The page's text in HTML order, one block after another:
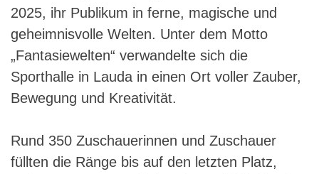
2025, ihr Publikum in ferne, magische und
geheimnisvolle Welten. Unter dem Motto
„Fantasiewelten“ verwandelte sich die
Sporthalle in Lauda in einen Ort voller Zauber,
Bewegung und Kreativität.
Rund 350 Zuschauerinnen und Zuschauer
füllten die Ränge bis auf den letzten Platz,